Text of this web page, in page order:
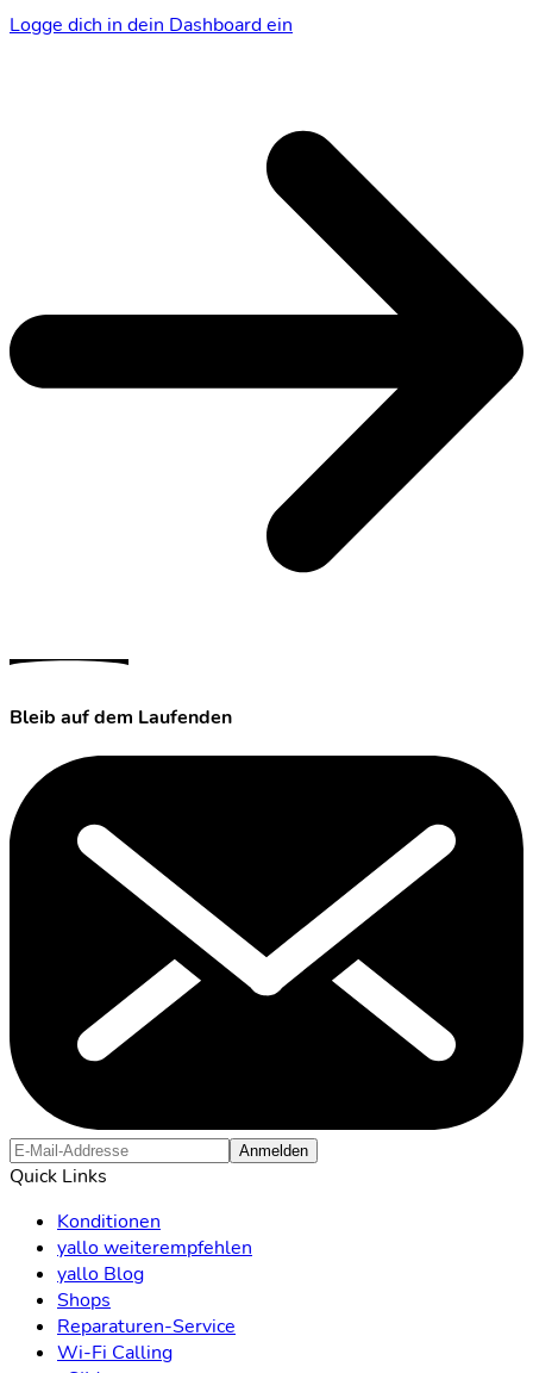
Logge dich in dein Dashboard ein
Bleib auf dem Laufenden
Anmelden
Quick Links
Konditionen
yallo weiterempfehlen
yallo Blog
Shops
Reparaturen-Service
Wi-Fi Calling